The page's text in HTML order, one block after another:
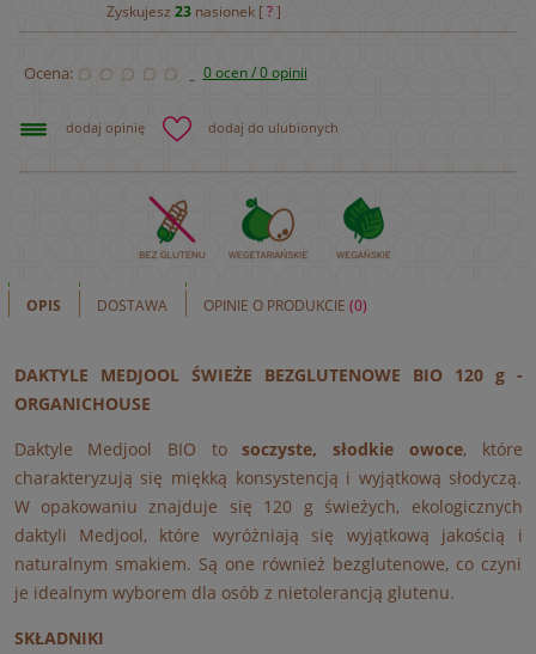
Zyskujesz23 nasionek [?]
Ocena: 0 ocen / 0 opinii
dodaj opinię dodaj do ulubionych
OPIS DOSTAWA OPINIE O PRODUKCIE (0)
DAKTYLE MEDJOOL ŚWIEŻE BEZGLUTENOWE BIO 120 g -
ORGANICHOUSE
Daktyle Medjool BIO tosoczyste, słodkie owoce, które
charakteryzują się miękką konsystencją i wyjątkową słodyczą.
W opakowaniu znajduje się 120 g świeżych, ekologicznych
daktyli Medjool, które wyróżniają się wyjątkową jakością i
naturalnym smakiem. Są one również bezglutenowe, co czyni
je idealnym wyborem dla osób z nietolerancją glutenu.
SKŁADNIKI